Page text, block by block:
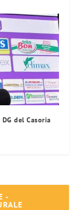
del Casoria
-